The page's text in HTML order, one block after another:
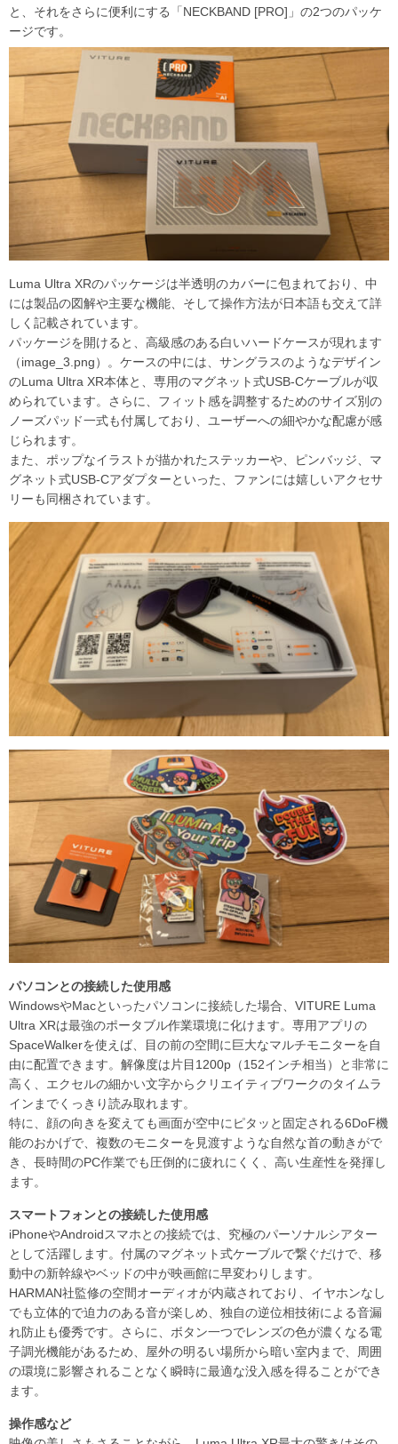
と、それをさらに便利にする「NECKBAND [PRO]」の2つのパッケ
ージです。
Luma Ultra XRのパッケージは半透明のカバーに包まれており、中
には製品の図解や主要な機能、そして操作方法が日本語も交えて詳
しく記載されています。
パッケージを開けると、高級感のある白いハードケースが現れます
（image_3.png）。ケースの中には、サングラスのようなデザイン
のLuma Ultra XR本体と、専用のマグネット式USB-Cケーブルが収
められています。さらに、フィット感を調整するためのサイズ別の
ノーズパッド一式も付属しており、ユーザーへの細やかな配慮が感
じられます。
また、ポップなイラストが描かれたステッカーや、ピンバッジ、マ
グネット式USB-Cアダプターといった、ファンには嬉しいアクセサ
リーも同梱されています。
パソコンとの接続した使用感
WindowsやMacといったパソコンに接続した場合、VITURE Luma
Ultra XRは最強のポータブル作業環境に化けます。専用アプリの
SpaceWalkerを使えば、目の前の空間に巨大なマルチモニターを自
由に配置できます。解像度は片目1200p（152インチ相当）と非常に
高く、エクセルの細かい文字からクリエイティブワークのタイムラ
インまでくっきり読み取れます。
特に、顔の向きを変えても画面が空中にピタッと固定される6DoF機
能のおかげで、複数のモニターを見渡すような自然な首の動きがで
き、長時間のPC作業でも圧倒的に疲れにくく、高い生産性を発揮し
ます。
スマートフォンとの接続した使用感
iPhoneやAndroidスマホとの接続では、究極のパーソナルシアター
として活躍します。付属のマグネット式ケーブルで繋ぐだけで、移
動中の新幹線やベッドの中が映画館に早変わりします。
HARMAN社監修の空間オーディオが内蔵されており、イヤホンなし
でも立体的で迫力のある音が楽しめ、独自の逆位相技術による音漏
れ防止も優秀です。さらに、ボタン一つでレンズの色が濃くなる電
子調光機能があるため、屋外の明るい場所から暗い室内まで、周囲
の環境に影響されることなく瞬時に最適な没入感を得ることができ
ます。
操作感など